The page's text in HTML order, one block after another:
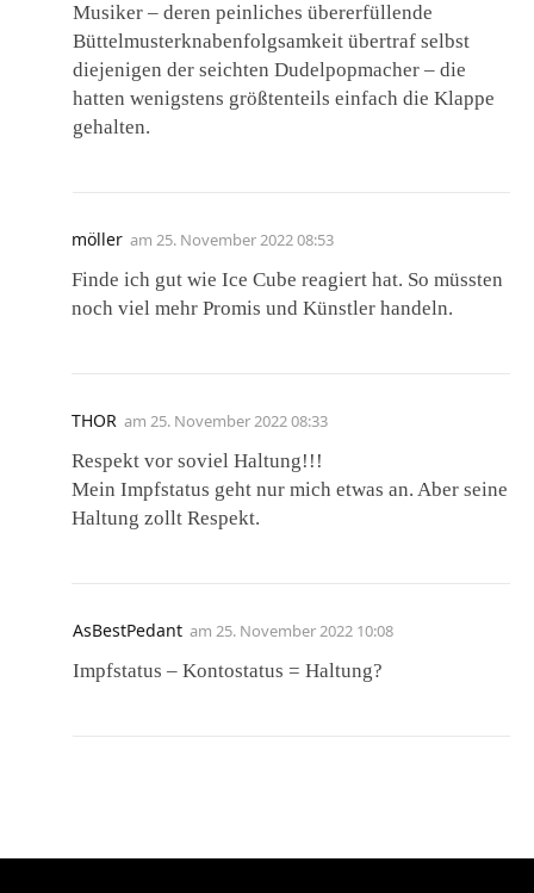
Musiker – deren peinliches übererfüllende
Büttelmusterknabenfolgsamkeit übertraf selbst
diejenigen der seichten Dudelpopmacher – die
hatten wenigstens größtenteils einfach die Klappe
gehalten.
möller am 25. November 2022 08:53
Finde ich gut wie Ice Cube reagiert hat. So müssten
noch viel mehr Promis und Künstler handeln.
THOR am 25. November 2022 08:33
Respekt vor soviel Haltung!!!
Mein Impfstatus geht nur mich etwas an. Aber seine
Haltung zollt Respekt.
AsBestPedant am 25. November 2022 10:08
Impfstatus – Kontostatus = Haltung?